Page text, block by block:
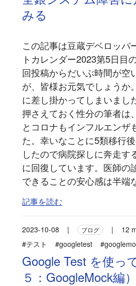
みる
この記事は豆蔵デベロッパ
トカレンダー2023第5日目
回投稿からだいぶ時間が空
が、皆様お元気でしょうか
に差し掛かってしまいまし
押さえておく性分の筆者は
とコロナもインフルエンザ
た。幸いなことに5類移行
したので病院探しに奔走す
に回復しています。医師の
できることの安心感は半端
記事を読む
2023-10-08 | ブログ |
12
#テスト
#googletest
Google Test を使っ
５：GoogleMock編）